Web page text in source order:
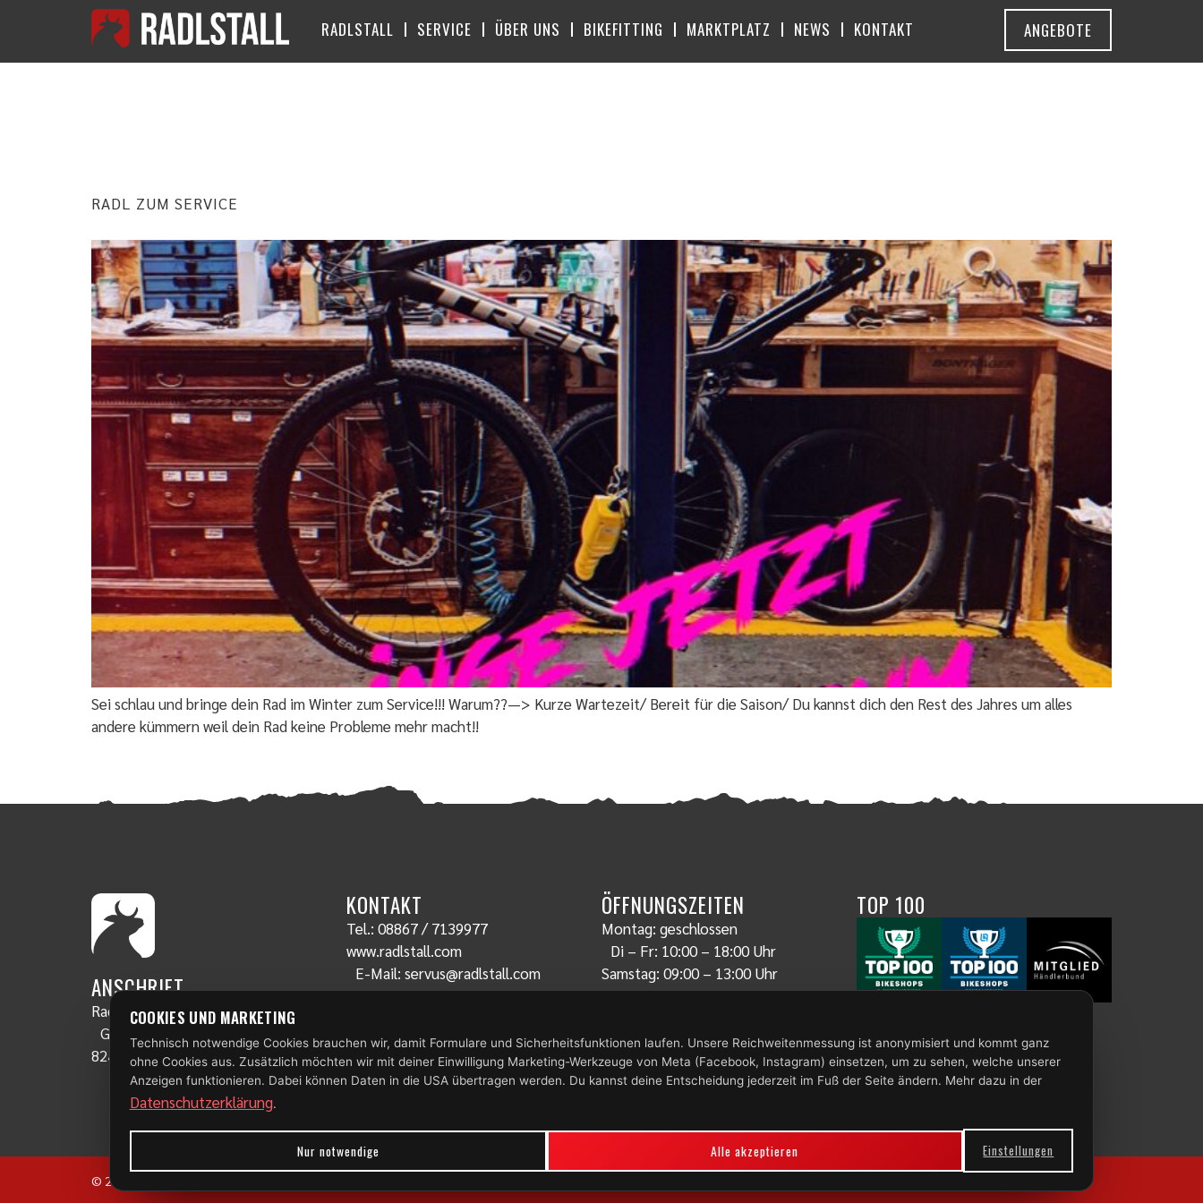
RADLSTALL SERVICE ÜBER UNS BIKEFITTING MARKTPLATZ NEWS KONTAKT ANGEBOTE
RADL ZUM SERVICE
Sei schlau und bringe dein Rad im Winter zum Service!!! Warum??—> Kurze Wartezeit/ Bereit für die Saison/ Du kannst dich den Rest des Jahres um alles
andere kümmern weil dein Rad keine Probleme mehr macht!!
ANSCHRIFT
Radlstall
Gschwendt 19
82435 Bad Bayersoien
KONTAKT
Tel.: 08867 / 7139977
www.radlstall.com
E-Mail: servus@radlstall.com
ÖFFNUNGSZEITEN
Montag: geschlossen
Di – Fr: 10:00 – 18:00 Uhr
Samstag: 09:00 – 13:00 Uhr
TOP 100
© 2026 Radlstall | Bad Bayersoien
COOKIES UND MARKETING
Technisch notwendige Cookies brauchen wir, damit Formulare und Sicherheitsfunktionen laufen. Unsere Reichweitenmessung ist anonymisiert und kommt ganz
ohne Cookies aus. Zusätzlich möchten wir mit deiner Einwilligung Marketing-Werkzeuge von Meta (Facebook, Instagram) einsetzen, um zu sehen, welche unserer
Anzeigen funktionieren. Dabei können Daten in die USA übertragen werden. Du kannst deine Entscheidung jederzeit im Fuß der Seite ändern. Mehr dazu in der
Datenschutzerklärung.
Nur notwendige Alle akzeptieren Einstellungen